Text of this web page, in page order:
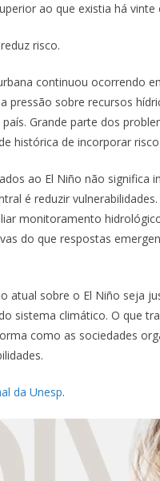
ao que existia há vinte
risco.
continuou ocorrendo
pressão sobre recursos
Grande parte dos
histórica de incorporar
ao El Niño não significa
é reduzir
monitoramento
do que respostas
atual sobre o El Niño seja
sistema climático. O que
como as sociedades
da Unesp.